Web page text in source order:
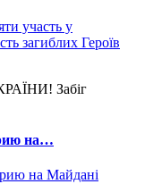
Забіг
на…